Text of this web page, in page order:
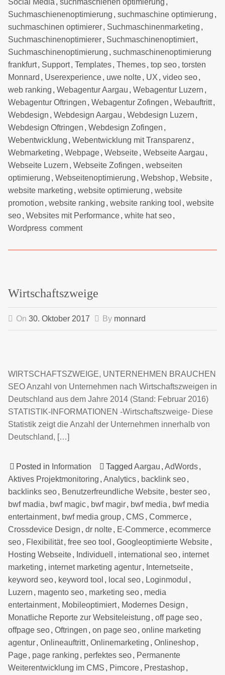
Suchmaschienenoptimierung , suchmaschine optimierung ,
suchmaschinen optimierer, Suchmaschinenmarketing ,
Suchmaschinenoptimierer, Suchmaschinenoptimiert,
Suchmaschinenoptimierung , suchmaschinenoptimierung
frankfurt, Support, Templates, Themes, top seo, torsten
Monnard , Userexperience, uwe nolte, UX , video seo,
web ranking , Webagentur Aargau , Webagentur Luzern ,
Webagentur Oftringen , Webagentur Zofingen , Webauftritt,
Webdesign , Webdesign Aargau , Webdesign Luzern ,
Webdesign Oftringen , Webdesign Zofingen ,
Webentwicklung , Webentwicklung mit Transparenz ,
Webmarketing , Webpage, Webseite, Webseite Aargau ,
Webseite Luzern , Webseite Zofingen , webseiten
optimierung , Webseitenoptimierung , Webshop, Website,
website marketing , website optimierung , website
promotion , website ranking , website ranking tool , website
seo, Websites mit Performance, white hat seo,
Wordpress comment
Wirtschaftszweige
On 30. Oktober 2017 By monnard
WIRTSCHAFTSZWEIGE, UNTERNEHMEN BRAUCHEN
SEO Anzahl von Unternehmen nach Wirtschaftszweigen in
Deutschland aus dem Jahre 2014 (Stand: Februar 2016)
STATISTIK-INFORMATIONEN -Wirtschaftszweige- Diese
Statistik zeigt die Anzahl der Unternehmen innerhalb von
Deutschland, […]
Posted in Information Tagged Aargau , AdWords,
Aktives Projektmonitoring , Analytics, backlink seo,
backlinks seo, Benutzerfreundliche Website, bester seo,
bwf madia , bwf magic, bwf magir, bwf media , bwf media
entertainment, bwf media group, CMS , Commerce,
Crossdevice Design , dr nolte, E-Commerce, ecommerce
seo, Flexibilität, free seo tool , Googleoptimierte Website,
Hosting Webseite, Individuell , international seo, internet
marketing , internet marketing agentur, Internetseite,
keyword seo, keyword tool , local seo, Loginmodul ,
Luzern , magento seo, marketing seo, media
entertainment, Mobileoptimiert, Modernes Design ,
Monatliche Reporte zur Websiteleistung , off page seo,
offpage seo, Oftringen , on page seo, online marketing
agentur, Onlineauftritt, Onlinemarketing , Onlineshop,
Page, page ranking , perfektes seo, Permanente
Weiterentwicklung im CMS , Pimcore, Prestashop,